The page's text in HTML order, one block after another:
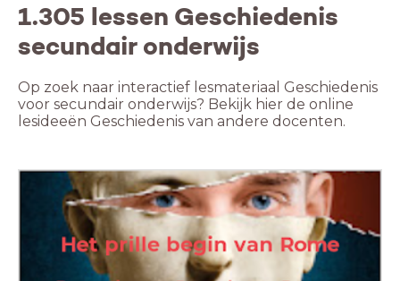
1.305 lessen Geschiedenis
secundair onderwijs
Op zoek naar interactief lesmateriaal Geschiedenis
voor secundair onderwijs? Bekijk hier de online
lesideeën Geschiedenis van andere docenten.